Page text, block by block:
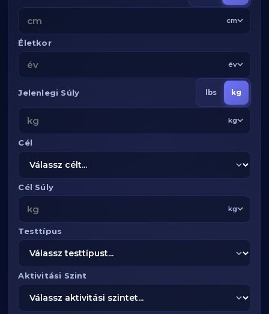
cm
Életkor
év
Jelenlegi Súly lbs kg
kg
Cél
Cél Súly
kg
Testtípus
Aktivitási Szint